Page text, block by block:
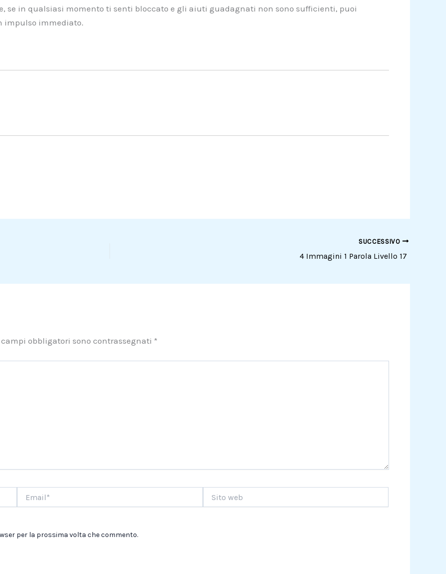
se in qualsiasi momento ti senti bloccato e gli aiuti guadagnati non sono sufficienti, puoi
impulso immediato.
SUCCESSIVO
4 Immagini 1 Parola Livello 17
campi obbligatori sono contrassegnati *
web
per la prossima volta che commento.